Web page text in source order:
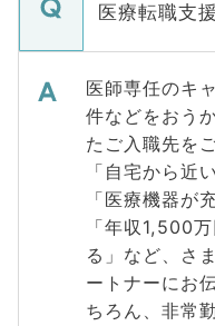
医療転職支
医師専任のキ
件などをおう
たご入職先を
「自宅から近
「医療機器が
「年収1,500
る」など、さ
ートナーにお
ちろん、非常